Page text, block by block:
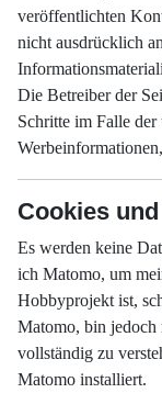
veröffentlichten
nicht ausdrücklich
Die Betreiber der
Schritte im Falle
Cookies
Es werden keine
ich Matomo, um
Hobbyprojekt ist,
Matomo, bin jedoch
vollständig zu
Matomo installiert.